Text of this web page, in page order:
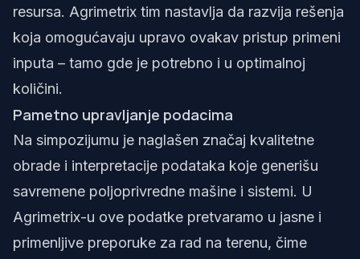
resursa. Agrimetrix tim nastavlja da razvija rešenja
koja omogućavaju upravo ovakav pristup primeni
inputa – tamo gde je potrebno i u optimalnoj
količini.
Pametno upravljanje podacima
Na simpozijumu je naglašen značaj kvalitetne
obrade i interpretacije podataka koje generišu
savremene poljoprivredne mašine i sistemi. U
Agrimetrix-u ove podatke pretvaramo u jasne i
primenljive preporuke za rad na terenu, čime